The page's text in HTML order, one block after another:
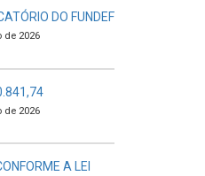
DO FUNDEF
2026
2026
A LEI